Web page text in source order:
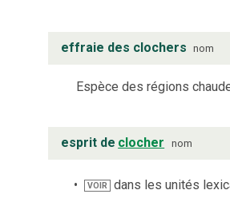
effraie des clochers nom
Espèce des régions
esprit de clocher nom
VOIR dans les unités